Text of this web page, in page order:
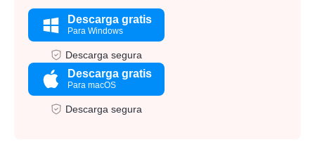
Descarga gratis
Para Windows
Descarga segura
Descarga gratis
Para macOS
Descarga segura